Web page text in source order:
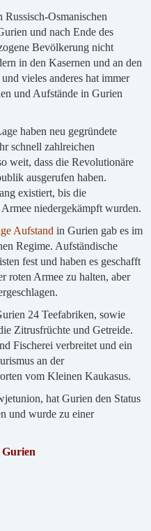
Osmanischen
und nach Ende des
Bevölkerung nicht
in den Kasernen und an den
vieles anderes hat immer
und Aufstände in Gurien
haben neu gegründete
schnell zahlreichen
weit, dass die Revolutionäre
ausgerufen haben.
existiert, bis die
niedergekämpft wurden.
Aufstand in Gurien gab es im
Regime. Aufständische
fest und haben es geschafft
roten Armee zu halten, aber
24 Teefabriken, sowie
Zitrusfrüchte und Getreide.
Fischerei verbreitet und ein
an der
vom Kleinen Kaukasus.
hat Gurien den Status
und wurde zu einer
Gurien